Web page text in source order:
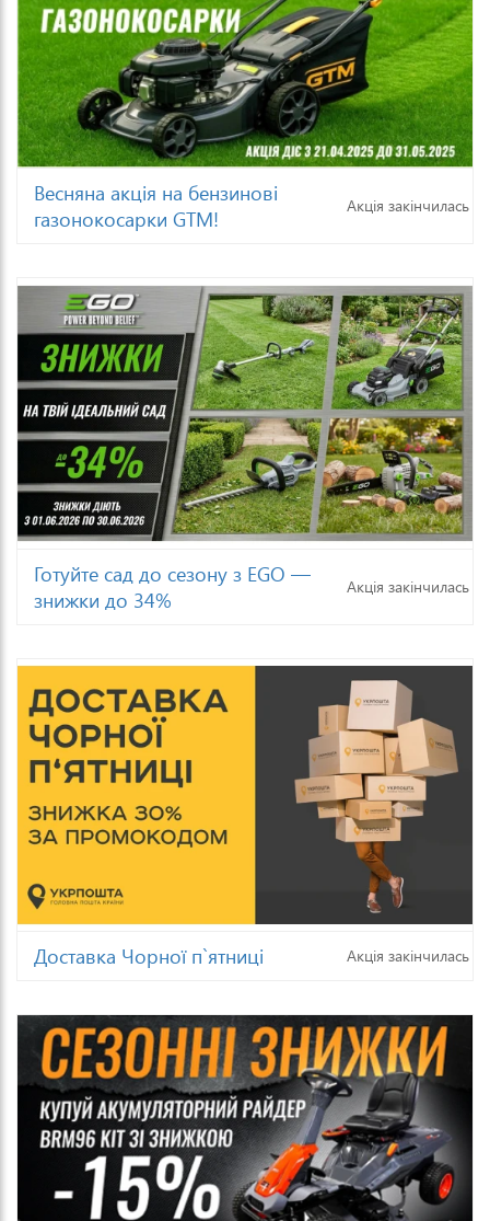
Весняна акція на бензинові
газонокосарки GTM!
Акція закінчилась
Готуйте сад до сезону з EGO —
знижки до 34%
Акція закінчилась
Доставка Чорної п`ятниці Акція закінчилась